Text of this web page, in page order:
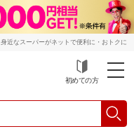
身近なスーパーがネットで便利に・おトクに
初めての方